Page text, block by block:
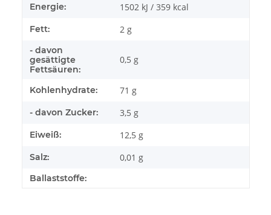
Energie: 1502 kJ / 359 kcal
Fett: 2 g
- davon
gesättigte
Fettsäuren:
0,5 g
Kohlenhydrate: 71 g
- davon Zucker: 3,5 g
Eiweiß: 12,5 g
Salz: 0,01 g
Ballaststoffe: